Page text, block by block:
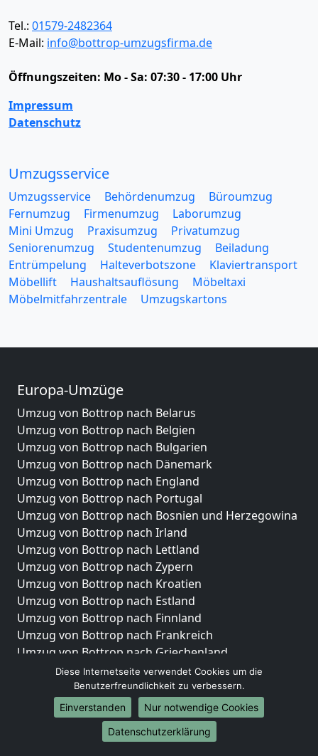
Tel.: 01579-2482364
E-Mail: info@bottrop-umzugsfirma.de
Öffnungszeiten: Mo - Sa: 07:30 - 17:00 Uhr
Impressum
Datenschutz
Umzugsservice
Umzugsservice Behördenumzug
Büroumzug
Fernumzug
Firmenumzug
Laborumzug
Mini Umzug
Praxisumzug
Privatumzug
Seniorenumzug
Studentenumzug
Beiladung
Entrümpelung
Halteverbotszone
Klaviertransport
Möbellift
Haushaltsauflösung
Möbeltaxi
Möbelmitfahrzentrale
Umzugskartons
Europa-Umzüge
Umzug von Bottrop nach Belarus
Umzug von Bottrop nach Belgien
Umzug von Bottrop nach Bulgarien
Umzug von Bottrop nach Dänemark
Umzug von Bottrop nach England
Umzug von Bottrop nach Portugal
Umzug von Bottrop nach Bosnien und Herzegowina
Umzug von Bottrop nach Irland
Umzug von Bottrop nach Lettland
Umzug von Bottrop nach Zypern
Umzug von Bottrop nach Kroatien
Umzug von Bottrop nach Estland
Umzug von Bottrop nach Finnland
Umzug von Bottrop nach Frankreich
Umzug von Bottrop nach Griechenland
Umzug von Bottrop nach Italien
Umzug von Bottrop nach Liechtenstein
Umzug von Bottrop nach Luxemburg
Umzug von Bottrop nach Niederlande
Umzug von Bottrop nach Norwegen
Diese Internetseite verwendet Cookies um die
Benutzerfreundlichkeit zu verbessern.
Einverstanden
Nur notwendige Cookies
Datenschutzerklärung